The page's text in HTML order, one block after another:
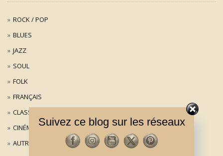
ROCK / POP
BLUES
JAZZ
SOUL
FOLK
FRANÇAIS
CLASSIQUE
CINÉMA
AUTRES
Suivez ce blog sur les réseaux